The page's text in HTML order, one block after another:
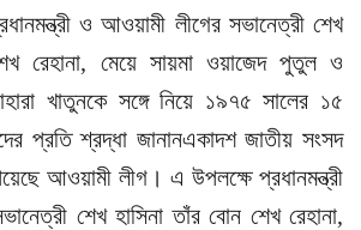
ও আওয়ামী লীগের সভানেত্রী শেখ
রেহানা, মেয়ে সায়মা ওয়াজেদ পুতুল ও
খাতুনকে সঙ্গে নিয়ে ১৯৭৫ সালের ১৫
প্রতি শ্রদ্ধা জানানএকাদশ জাতীয় সংসদ
আওয়ামী লীগ। এ উপলক্ষে প্রধানমন্ত্রী
শেখ হাসিনা তাঁর বোন শেখ রেহানা,